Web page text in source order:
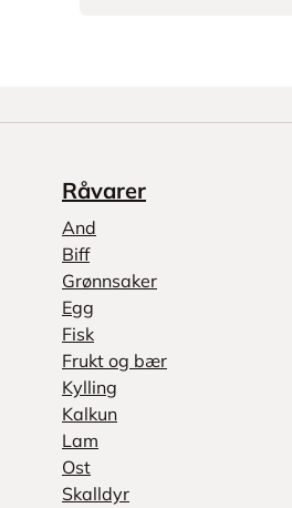
Råvarer
And
Biff
Grønnsaker
Egg
Fisk
Frukt og bær
Kylling
Kalkun
Lam
Ost
Skalldyr